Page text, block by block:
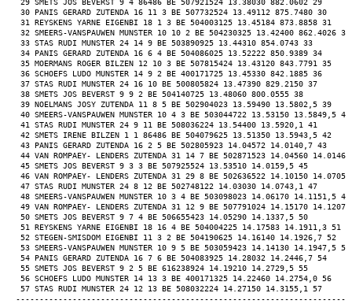
29 SMETS JOS BEVERST 9 4 86486 BE 507921524 13.38030 882.0602 29
30 PANIS GERARD ZUTENDA 16 11 3 BE 507732524 13.49112 875.7480 30
31 REYSKENS YARNE EIGENBI 18 1 3 BE 504003125 13.45184 873.8858 31
32 SMEERS-VANSPAUWEN MUNSTER 10 10 2 BE 504230325 13.42400 862.4026
33 STAS RUDI MUNSTER 24 14 9 BE 503890925 13.44310 854.0743 33
34 PANIS GERARD ZUTENDA 16 6 4 BE 504086025 13.52222 850.9389 34
35 MOERMANS ROGER BILZEN 12 10 3 BE 507815424 13.43120 843.7791 35
36 SCHOEFS LUDO MUNSTER 14 9 2 BE 400171725 13.45330 842.1885 36
37 STAS RUDI MUNSTER 24 16 10 BE 500805824 13.47390 829.2150 37
38 SMETS JOS BEVERST 9 9 2 BE 504140725 13.48060 800.0555 38
39 NOELMANS JOSY ZUTENDA 11 8 5 BE 502904023 13.59490 13.5802,5 39
40 SMEERS-VANSPAUWEN MUNSTER 10 4 3 BE 503044722 13.53150 13.5849,5
41 STAS RUDI MUNSTER 24 9 11 BE 508036224 13.54400 13.5920,1 41
42 SMETS IRENE BILZEN 1 1 86486 BE 504079625 13.51350 13.5943,5 42
43 PANIS GERARD ZUTENDA 16 2 5 BE 502805923 14.04572 14.0140,7 43
44 VAN ROMPAEY- LENDERS ZUTENDA 31 14 7 BE 502871523 14.04560
45 SMETS JOS BEVERST 9 3 3 BE 507925524 13.53510 14.0159,5 45
46 VAN ROMPAEY- LENDERS ZUTENDA 31 29 8 BE 502636522 14.10150
47 STAS RUDI MUNSTER 24 8 12 BE 502748122 14.03030 14.0743,1 47
48 SMEERS-VANSPAUWEN MUNSTER 10 3 4 BE 503098023 14.06170 14.1151,5
49 VAN ROMPAEY- LENDERS ZUTENDA 31 12 9 BE 507791024 14.15170
50 SMETS JOS BEVERST 9 7 4 BE 506655423 14.05290 14.1337,5 50
51 REYSKENS YARNE EIGENBI 18 16 4 BE 504004225 14.17583 14.1911,3 51
52 STEGEN-SMISDOM EIGENBI 11 3 2 BE 504190625 14.16140 14.1926,7 52
53 SMEERS-VANSPAUWEN MUNSTER 10 9 5 BE 503059423 14.14130 14.1947,5
54 PANIS GERARD ZUTENDA 16 7 6 BE 504083925 14.28032 14.2446,7 54
55 SMETS JOS BEVERST 9 2 5 BE 616238924 14.19210 14.2729,5 55
56 SCHOEFS LUDO MUNSTER 14 13 3 BE 400171325 14.22460 14.2754,0 56
57 STAS RUDI MUNSTER 24 12 13 BE 508032224 14.27150 14.3155,1 57